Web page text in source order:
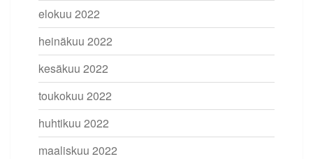
elokuu 2022
heinäkuu 2022
kesäkuu 2022
toukokuu 2022
huhtikuu 2022
maaliskuu 2022